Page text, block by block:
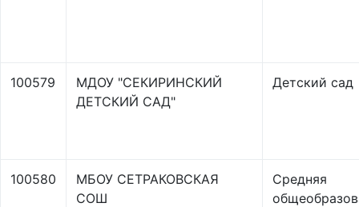
100579
МДОУ "СЕКИРИНСКИЙ
ДЕТСКИЙ САД"
Детский сад
100580
МБОУ СЕТРАКОВСКАЯ
СОШ
Средняя